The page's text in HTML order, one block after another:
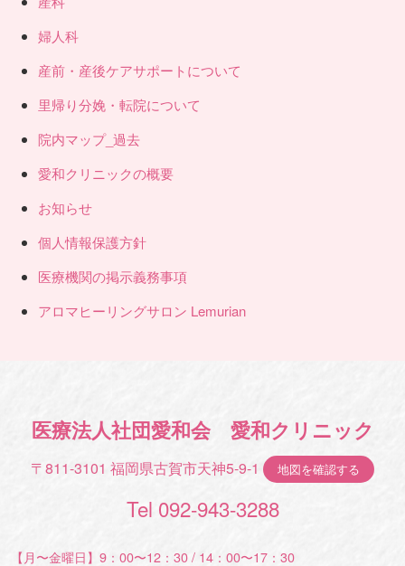
婦人科
産前・産後ケアサポートについて
里帰り分娩・転院について
院内マップ_過去
愛和クリニックの概要
お知らせ
個人情報保護方針
医療機関の掲示義務事項
アロマヒーリングサロン Lemurian
医療法人社団愛和会 愛和クリニック
〒811-3101 福岡県古賀市天神5-9-1 地図を確認する
Tel 092-943-3288
【月〜金曜日】9：00〜12：30 / 14：00〜17：30